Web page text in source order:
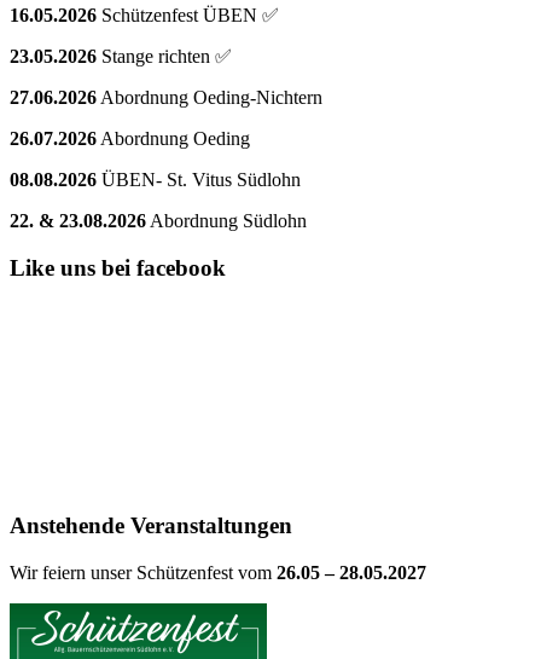
16.05.2026 Schützenfest ÜBEN ✅
23.05.2026 Stange richten ✅
27.06.2026 Abordnung Oeding-Nichtern
26.07.2026 Abordnung Oeding
08.08.2026 ÜBEN- St. Vitus Südlohn
22. & 23.08.2026 Abordnung Südlohn
Like uns bei facebook
Anstehende Veranstaltungen
Wir feiern unser Schützenfest vom 26.05 – 28.05.2027